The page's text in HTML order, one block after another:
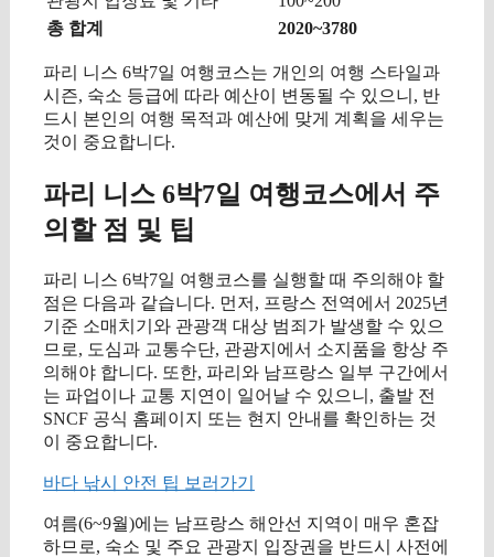
총 합계
2020~3780
파리 니스 6박7일 여행코스는 개인의 여행 스타일과
시즌, 숙소 등급에 따라 예산이 변동될 수 있으니, 반
드시 본인의 여행 목적과 예산에 맞게 계획을 세우는
것이 중요합니다.
파리 니스 6박7일 여행코스에서 주
의할 점 및 팁
파리 니스 6박7일 여행코스를 실행할 때 주의해야 할
점은 다음과 같습니다. 먼저, 프랑스 전역에서 2025년
기준 소매치기와 관광객 대상 범죄가 발생할 수 있으
므로, 도심과 교통수단, 관광지에서 소지품을 항상 주
의해야 합니다. 또한, 파리와 남프랑스 일부 구간에서
는 파업이나 교통 지연이 일어날 수 있으니, 출발 전
SNCF 공식 홈페이지 또는 현지 안내를 확인하는 것
이 중요합니다.
바다 낚시 안전 팁 보러가기
여름(6~9월)에는 남프랑스 해안선 지역이 매우 혼잡
하므로, 숙소 및 주요 관광지 입장권을 반드시 사전에